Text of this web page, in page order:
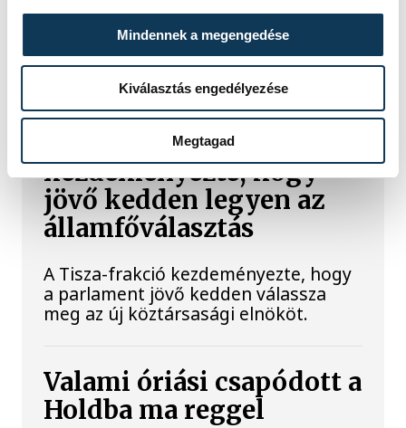
Mindennek a megengedése
Kiválasztás engedélyezése
Megtagad
fejlesztésekért és a paksi blokkok
működéséért, arra figyelmeztet: az
erőmű olyan üzemállapotban van,
amelyre eredetileg nem tervezték.
A Tisza-frakció
kezdeményezte, hogy
jövő kedden legyen az
államfőválasztás
A Tisza-frakció kezdeményezte, hogy
a parlament jövő kedden válassza
meg az új köztársasági elnököt.
Valami óriási csapódott a
Holdba ma reggel